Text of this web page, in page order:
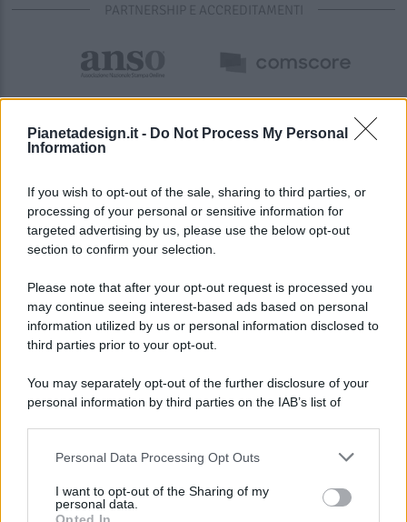
Pianetadesign.it - Do Not Process My Personal
Information
If you wish to opt-out of the sale, sharing to third parties, or
processing of your personal or sensitive information for
targeted advertising by us, please use the below opt-out
section to confirm your selection.
Please note that after your opt-out request is processed you
may continue seeing interest-based ads based on personal
information utilized by us or personal information disclosed to
third parties prior to your opt-out.
You may separately opt-out of the further disclosure of your
personal information by third parties on the IAB’s list of
This information may also be disclosed by us to third parties
disclose it to other third parties.
Personal Data Processing Opt Outs
I want to opt-out of the Sharing of my
personal data.
PARTNERSHIP E ACCREDITAMENTI
© 2026 - Pianeta Design - P.IVA 04827280654 - Testata
Registrata Al Tribunale Di Nocera Inferiore N. 8/2020 - RG N.
ISCRIZIONE AL ROC N. 35792 – ISCRITTA ALL’ANSO
(ASSOCIAZIONE NAZIONALE STAMPA ONLINE)
PREFERENZE PRIVACY